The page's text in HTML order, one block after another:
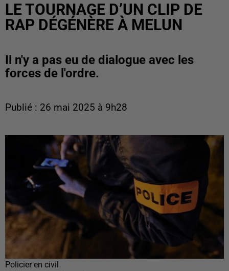
LE TOURNAGE D’UN CLIP DE
RAP DÉGÉNÈRE À MELUN
Il n'y a pas eu de dialogue avec les
forces de l'ordre.
Publié : 26 mai 2025 à 9h28
Policier en civil